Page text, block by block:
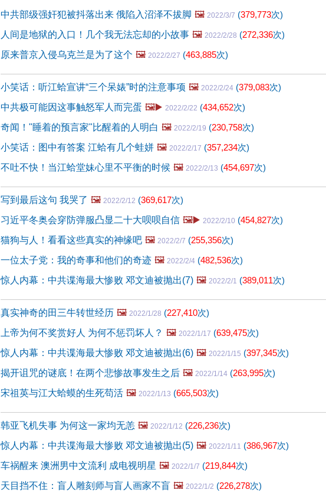
中共部级强奸犯被抖落出来 俄陷入沼泽不拔脚 🖼️ 2022/3/7 (379,773次)
人间是地狱的入口！几个我无法忘却的小故事 🖼️ 2022/2/28 (272,336次)
原来普京入侵乌克兰是为了这个 🖼️ 2022/2/27 (463,885次)
小笑话：听江蛤宣讲“三个呆婊”时的注意事项 🖼️ 2022/2/24 (379,083次)
中共极可能因这事触怒军人而完蛋 🖼️▶️ 2022/2/22 (434,652次)
奇闻！"睡着的预言家"比醒着的人明白 🖼️ 2022/2/19 (230,758次)
小笑话：图中有答案 江蛤有几个蛙姘 🖼️ 2022/2/17 (357,234次)
不吐不快！当江蛤堂妹心里不平衡的时候 🖼️ 2022/2/13 (454,697次)
写到最后这句 我哭了 🖼️ 2022/2/12 (369,617次)
习近平冬奥会穿防弹服凸显二十大呗呗自信 🖼️▶️ 2022/2/10 (454,827次)
猫狗与人！看看这些真实的神缘吧 🖼️ 2022/2/7 (255,356次)
一位太子党：我的奇事和他们的奇迹 🖼️ 2022/2/4 (482,536次)
惊人内幕：中共谍海最大惨败 邓文迪被抛出(7) 🖼️ 2022/2/1 (389,011次)
真实神奇的田三牛转世经历 🖼️ 2022/1/28 (227,410次)
上帝为何不奖赏好人 为何不惩罚坏人？ 🖼️ 2022/1/17 (639,475次)
惊人内幕：中共谍海最大惨败 邓文迪被抛出(6) 🖼️ 2022/1/15 (397,345次)
揭开诅咒的谜底！在两个悲惨故事发生之后 🖼️ 2022/1/14 (263,995次)
宋祖英与江大蛤蟆的生死苟活 🖼️ 2022/1/13 (665,503次)
韩亚飞机失事 为何这一家均无恙 🖼️ 2022/1/12 (226,236次)
惊人内幕：中共谍海最大惨败 邓文迪被抛出(5) 🖼️ 2022/1/11 (386,967次)
车祸醒来 澳洲男中文流利 成电视明星 🖼️ 2022/1/7 (219,844次)
天目挡不住：盲人雕刻师与盲人画家不盲 🖼️ 2022/1/2 (226,278次)